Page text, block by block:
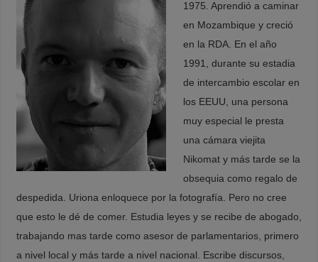
1975. Aprendió a caminar
en Mozambique y creció
en la RDA. En el año
1991, durante su estadia
de intercambio escolar en
los EEUU, una persona
muy especial le presta
una cámara viejita
Nikomat y más tarde se la
obsequia como regalo de
despedida. Uriona enloquece por la fotografía. Pero no cree
que esto le dé de comer. Estudia leyes y se recibe de abogado,
trabajando mas tarde como asesor de parlamentarios, primero
a nivel local y más tarde a nivel nacional. Escribe discursos,